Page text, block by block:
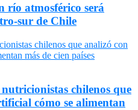
río atmosférico será
sur de Chile
chilenos que
cómo se alimentan